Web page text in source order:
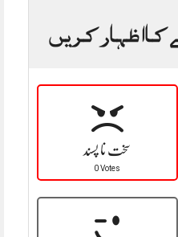
کا اظہار کریں
سخت نا پسند
0 Votes